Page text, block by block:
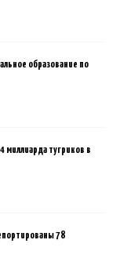
образование по
миллиарда тугриков в
78